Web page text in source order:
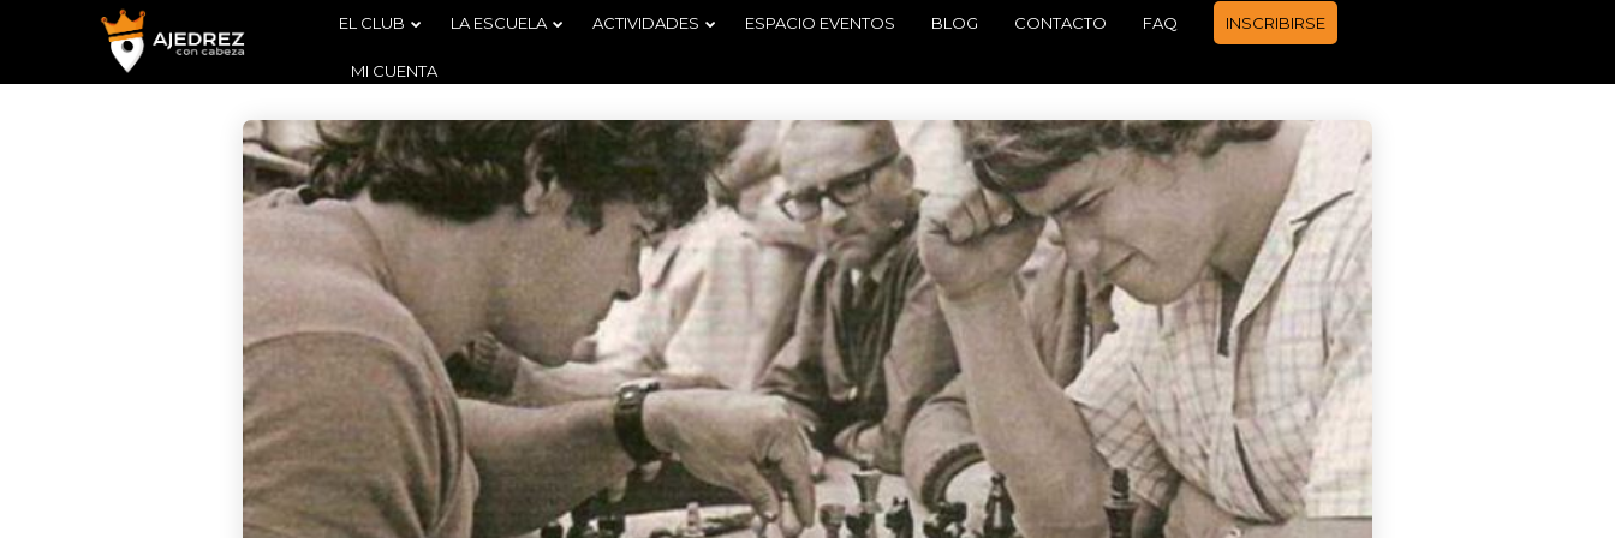
4 29 2
EL CLUB LA ESCUELA ACTIVIDADES ESPACIO EVENTOS BLOG CONTACTO FAQ INSCRIBIRSE
MI CUENTA